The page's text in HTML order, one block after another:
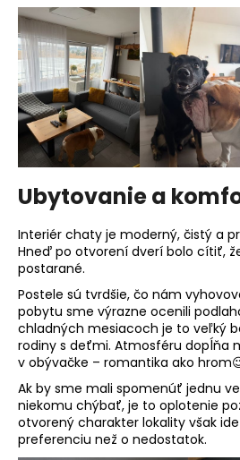
Ubytovanie a
Interiér chaty je moderný, čistý a
Hneď po otvorení dverí bolo cítiť,
postarané.
Postele sú tvrdšie, čo nám
pobytu sme výrazne ocenili
chladných mesiacoch je to veľký
rodiny s deťmi. Atmosféru dopĺňa
v obývačke – romantika ako
Ak by sme mali spomenúť jednu
niekomu chýbať, je to oplotenie
otvorený charakter lokality však
preferenciu než o nedostatok.